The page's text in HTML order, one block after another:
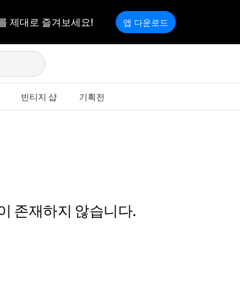
제대로 즐겨보세요! 앱 다운로드
빈티지 샵 기획전
존재하지 않습니다.